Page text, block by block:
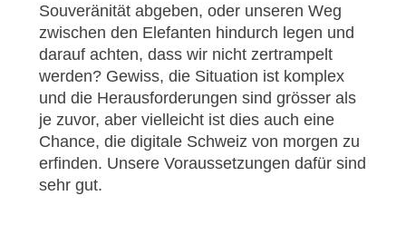
Souveränität abgeben, oder unseren Weg
zwischen den Elefanten hindurch legen und
darauf achten, dass wir nicht zertrampelt
werden? Gewiss, die Situation ist komplex
und die Herausforderungen sind grösser als
je zuvor, aber vielleicht ist dies auch eine
Chance, die digitale Schweiz von morgen zu
erfinden. Unsere Voraussetzungen dafür sind
sehr gut.